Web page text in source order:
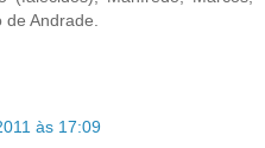
Andrade.
às 17:09